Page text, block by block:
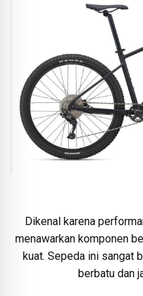
Dikenal karena
menawarkan komponen
kuat. Sepeda ini sangat
berbatu dan